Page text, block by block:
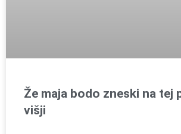
Že maja bodo zneski na tej
višji